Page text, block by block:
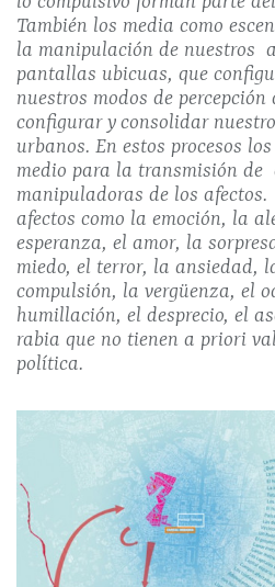
También los media como
la manipulación de nuestros
pantallas ubicuas, que
nuestros modos de
configurar y consolidar
urbanos. En estos procesos
medio para la transmisión de
manipuladoras de los
afectos como la emoción, la
esperanza, el amor, la
miedo, el terror, la ansiedad,
compulsión, la vergüenza, el
humillación, el desprecio, el
rabia que no tienen a priori
política.